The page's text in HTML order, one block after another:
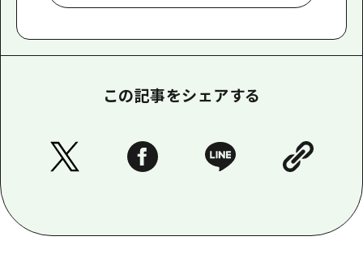
この記事をシェアする